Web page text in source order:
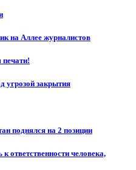
на Аллее журналистов
угрозой закрытия
поднялся на 2 позиции
ответственности человека,